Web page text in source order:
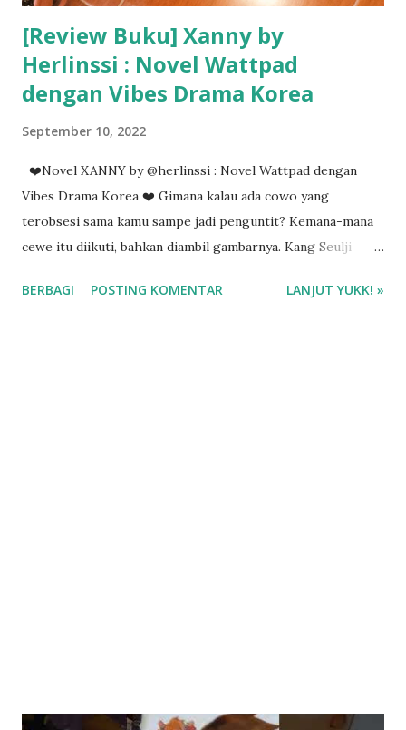
[Review Buku] Xanny by
Herlinssi : Novel Wattpad
dengan Vibes Drama Korea
September 10, 2022
❤️Novel XANNY by @herlinssi : Novel Wattpad dengan
Vibes Drama Korea ❤️ Gimana kalau ada cowo yang
terobsesi sama kamu sampe jadi penguntit? Kemana-mana
cewe itu diikuti, bahkan diambil gambarnya. Kang Seulji
yang tiap hari ngikutin Seulji kemana-mana, bahkan tau
BERBAGI POSTING KOMENTAR LANJUT YUKK! »